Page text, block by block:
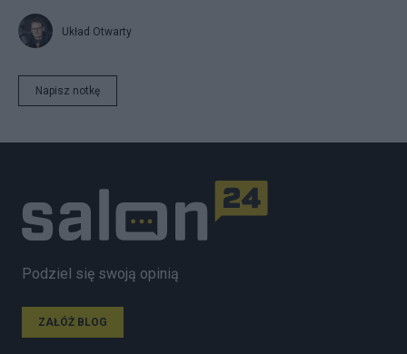
Układ Otwarty
Napisz notkę
Podziel się swoją opinią
ZAŁÓŻ BLOG